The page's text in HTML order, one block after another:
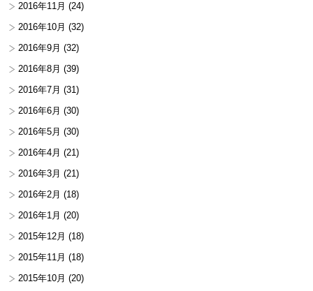
2016年11月 (24)
2016年10月 (32)
2016年9月 (32)
2016年8月 (39)
2016年7月 (31)
2016年6月 (30)
2016年5月 (30)
2016年4月 (21)
2016年3月 (21)
2016年2月 (18)
2016年1月 (20)
2015年12月 (18)
2015年11月 (18)
2015年10月 (20)